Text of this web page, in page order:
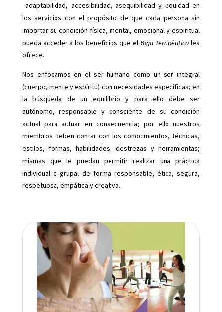
adaptabilidad, accesibilidad, asequibilidad y equidad en
los servicios con el propósito de que cada persona sin
importar su condición física, mental, emocional y espiritual
pueda acceder a los beneficios que el Yoga Terapéutico les
ofrece.
Nos enfocamos en el ser humano como un ser integral
(cuerpo, mente y espíritu) con necesidades específicas; en
la búsqueda de un equilibrio y para ello debe ser
autónomo, responsable y consciente de su condición
actual para actuar en consecuencia; por ello nuestros
miembros deben contar con los conocimientos, técnicas,
estilos, formas, habilidades, destrezas y herramientas;
mismas que le puedan permitir realizar una práctica
individual o grupal de forma responsable, ética, segura,
respetuosa, empática y creativa.